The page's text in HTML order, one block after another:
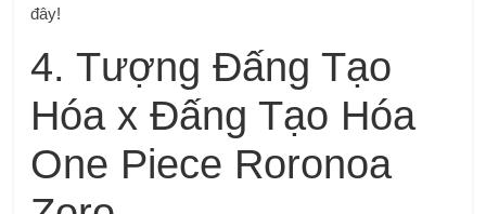
đây!
4. Tượng Đấng Tạo
Hóa x Đấng Tạo Hóa
One Piece Roronoa